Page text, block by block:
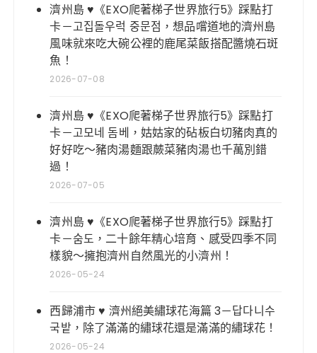
濟州島 ♥《EXO爬著梯子世界旅行5》踩點打
卡－고집돌우럭 중문점，想品嚐道地的濟州島
風味就來吃大碗公裡的鹿尾菜飯搭配醬燒石斑
魚！
2026-07-08
濟州島 ♥《EXO爬著梯子世界旅行5》踩點打
卡－고모네 돔베，姑姑家的砧板白切豬肉真的
好好吃～豬肉湯麵跟蕨菜豬肉湯也千萬別錯
過！
2026-07-05
濟州島 ♥《EXO爬著梯子世界旅行5》踩點打
卡－숨도，二十餘年精心培育、感受四季不同
樣貌～擁抱濟州自然風光的小濟州！
2026-05-24
西歸浦市 ♥ 濟州絕美繡球花海篇 3－답다니수
국밭，除了滿滿的繡球花還是滿滿的繡球花！
2026-05-24